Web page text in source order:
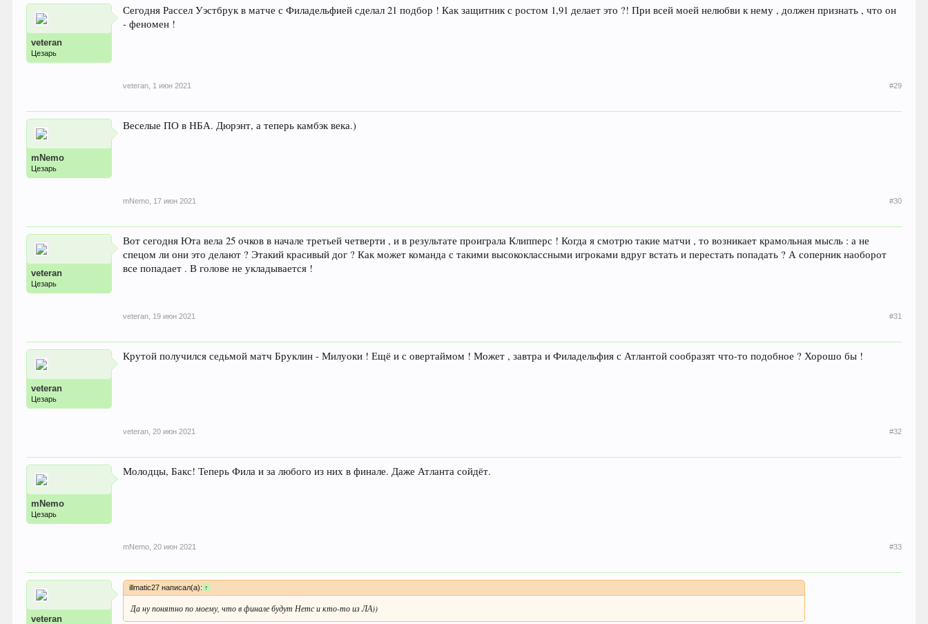
veteran
Цезарь
Сегодня Рассел Уэстбрук в матче с Филадельфией сделал 21 подбор ! Как защитник с ростом 1,91 делает это ?! При всей моей нелюбви к нему , должен признать , что он
- феномен !
veteran 1 июн 2021 #29
mNemo
Цезарь
Веселые ПО в НБА. Дюрэнт, а теперь камбэк века.)
mNemo 17 июн 2021 #30
veteran
Цезарь
Вот сегодня Юта вела 25 очков в начале третьей четверти , и в результате проиграла Клипперс ! Когда я смотрю такие матчи , то возникает крамольная мысль : а не
спецом ли они это делают ? Этакий красивый дог ? Как может команда с такими высококлассными игроками вдруг встать и перестать попадать ? А соперник наоборот
все попадает . В голове не укладывается !
veteran 19 июн 2021 #31
veteran
Цезарь
Крутой получился седьмой матч Бруклин - Милуоки ! Ещё и с овертаймом ! Может , завтра и Филадельфия с Атлантой сообразят что-то подобное ? Хорошо бы !
veteran 20 июн 2021 #32
mNemo
Цезарь
Молодцы, Бакс! Теперь Фила и за любого из них в финале. Даже Атланта сойдёт.
mNemo 20 июн 2021 #33
veteran
illmatic27 написал(а):↑
Да ну понятно по моему, что в финале будут Нетс и кто-то из ЛА))